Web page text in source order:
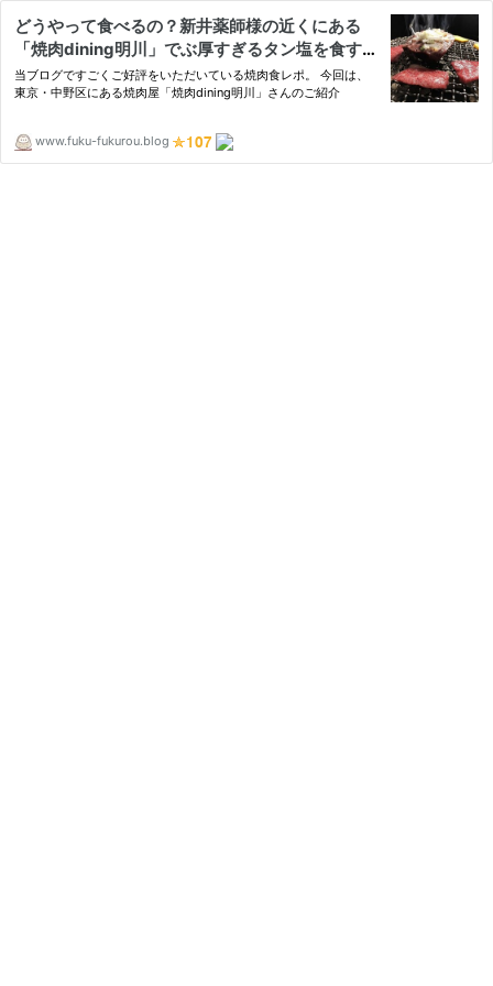
どうやって食べるの？新井薬師様の近くにある
「焼肉dining明川」でぶ厚すぎるタン塩を食す｜
福ふくろう
当ブログですごくご好評をいただいている焼肉食レポ。 今回は、
東京・中野区にある焼肉屋「焼肉dining明川」さんのご紹介
www.fuku-fukurou.blog